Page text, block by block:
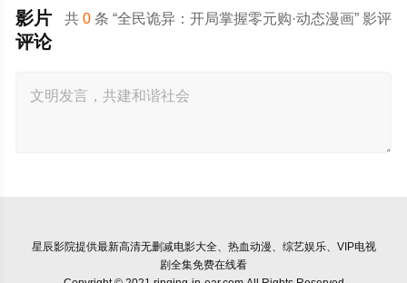
共0 条 “全民诡异：开局掌握零元购·动态漫画” 影评
影片
评论
星辰影院提供最新高清无删减电影大全、热血动漫、综艺娱乐、VIP电视
剧全集免费在线看